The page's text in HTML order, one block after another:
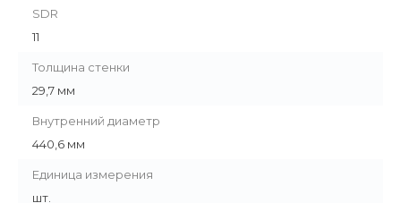
SDR
11
Толщина стенки
29,7 мм
Внутренний диаметр
440,6 мм
Единица измерения
шт.